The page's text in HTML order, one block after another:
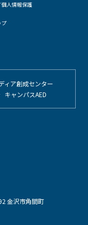
金沢市角間町
人情報保護
プ
ィア創成センター
キャンパスAED